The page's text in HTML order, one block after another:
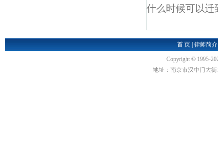
什么时候可以迁
首 页 |律师简介
Copyright © 1995-
地址：南京市汉中门大街